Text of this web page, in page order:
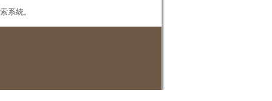
系統。